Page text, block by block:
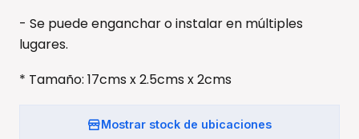
- Se puede enganchar o instalar en múltiples
lugares.
* Tamaño: 17cms x 2.5cms x 2cms
Mostrar stock de ubicaciones